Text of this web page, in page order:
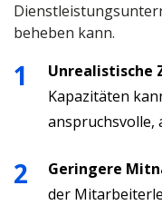
beheben kann.
Unrealistische
Kapazitäten
anspruchsvolle,
Geringere
der